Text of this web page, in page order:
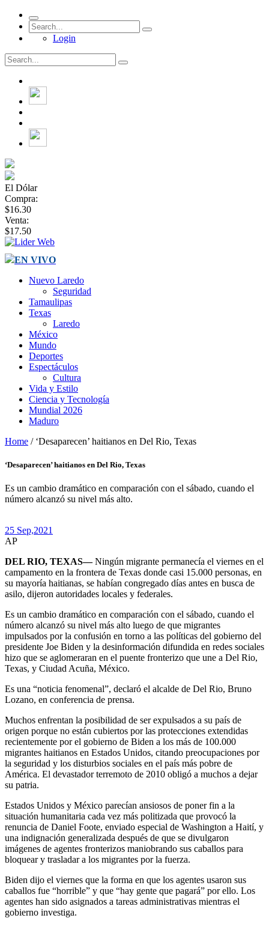
Login
El Dólar
Compra:
$16.30
Venta:
$17.50
EN VIVO
Nuevo Laredo
Seguridad
Tamaulipas
Texas
Laredo
México
Mundo
Deportes
Espectáculos
Cultura
Vida y Estilo
Ciencia y Tecnología
Mundial 2026
Maduro
Home / ‘Desaparecen’ haitianos en Del Rio, Texas
‘Desaparecen’ haitianos en Del Rio, Texas
Es un cambio dramático en comparación con el sábado, cuando el
número alcanzó su nivel más alto.
25 Sep,2021
AP
DEL RIO, TEXAS—Ningún migrante permanecía el viernes en el
campamento en la frontera de Texas donde casi 15.000 personas, en
su mayoría haitianas, se habían congregado días antes en busca de
asilo, dijeron autoridades locales y federales.
Es un cambio dramático en comparación con el sábado, cuando el
número alcanzó su nivel más alto luego de que migrantes
impulsados por la confusión en torno a las políticas del gobierno del
presidente Joe Biden y la desinformación difundida en redes sociales
hizo que se aglomeraran en el puente fronterizo que une a Del Rio,
Texas, y Ciudad Acuña, México.
Es una “noticia fenomenal”, declaró el alcalde de Del Rio, Bruno
Lozano, en conferencia de prensa.
Muchos enfrentan la posibilidad de ser expulsados a su país de
origen porque no están cubiertos por las protecciones extendidas
recientemente por el gobierno de Biden a los más de 100.000
migrantes haitianos en Estados Unidos, citando preocupaciones por
la seguridad y los disturbios sociales en el país más pobre de
América. El devastador terremoto de 2010 obligó a muchos a dejar
su patria.
Estados Unidos y México parecían ansiosos de poner fin a la
situación humanitaria cada vez más politizada que provocó la
renuncia de Daniel Foote, enviado especial de Washington a Haití, y
una indignación generalizada después de que se divulgaron
imágenes de agentes fronterizos maniobrando sus caballos para
bloquear y trasladar a los migrantes por la fuerza.
Biden dijo el viernes que la forma en que los agentes usaron sus
caballos fue “horrible” y que “hay gente que pagará” por ello. Los
agentes han sido asignados a tareas administrativas mientras el
gobierno investiga.